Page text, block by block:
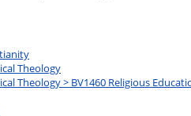
Theology
Theology > BV1460 Religious